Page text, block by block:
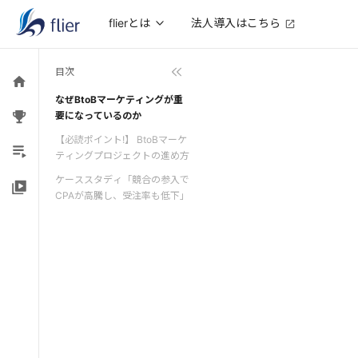
flierとは 法人導入はこちら
目次
なぜBtoBマーケティングが重
要になっているのか
【必読ポイント!】 BtoBマーケ
ティングプロジェクトの進め方
ケーススタディ「競合の参入で
CPAが高騰し、受注率も低下」